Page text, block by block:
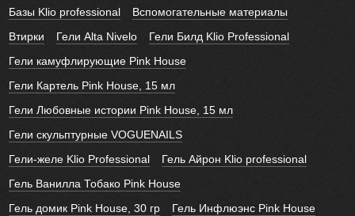
Базы Klio professional
Вспомогательные материалы
Втирки
Гели Alta Nivelo
Гели Билд Klio Professional
Гели камуфлирующие Pink House
Гели Картель Pink House, 15 мл
Гели Любовные истории Pink House, 15 мл
Гели скульптурные VOGUENAILS
Гели-желе Klio Professional
Гель Айрон Klio professional
Гель Ванилла Тобако Pink House
Гель домик Pink House, 30 гр
Гель Инфлюэнс Pink House